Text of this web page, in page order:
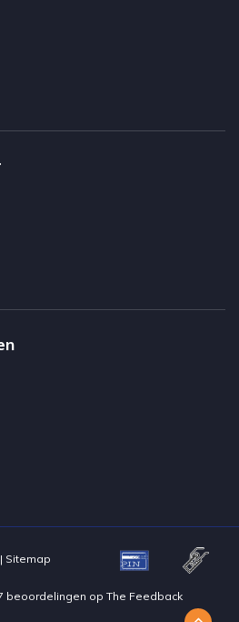
| Sitemap
beoordelingen op The Feedback